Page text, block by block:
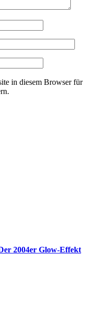
in diesem Browser für
2004er Glow-Effekt